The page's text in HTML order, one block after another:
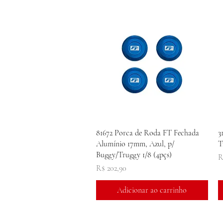
Visualização rápida
81672 Porca de Roda FT Fechada
Alumínio 17mm, Azul, p/
Buggy/Truggy 1/8 (4pçs)
Preço
R$ 202,90
Adicionar ao carrinho